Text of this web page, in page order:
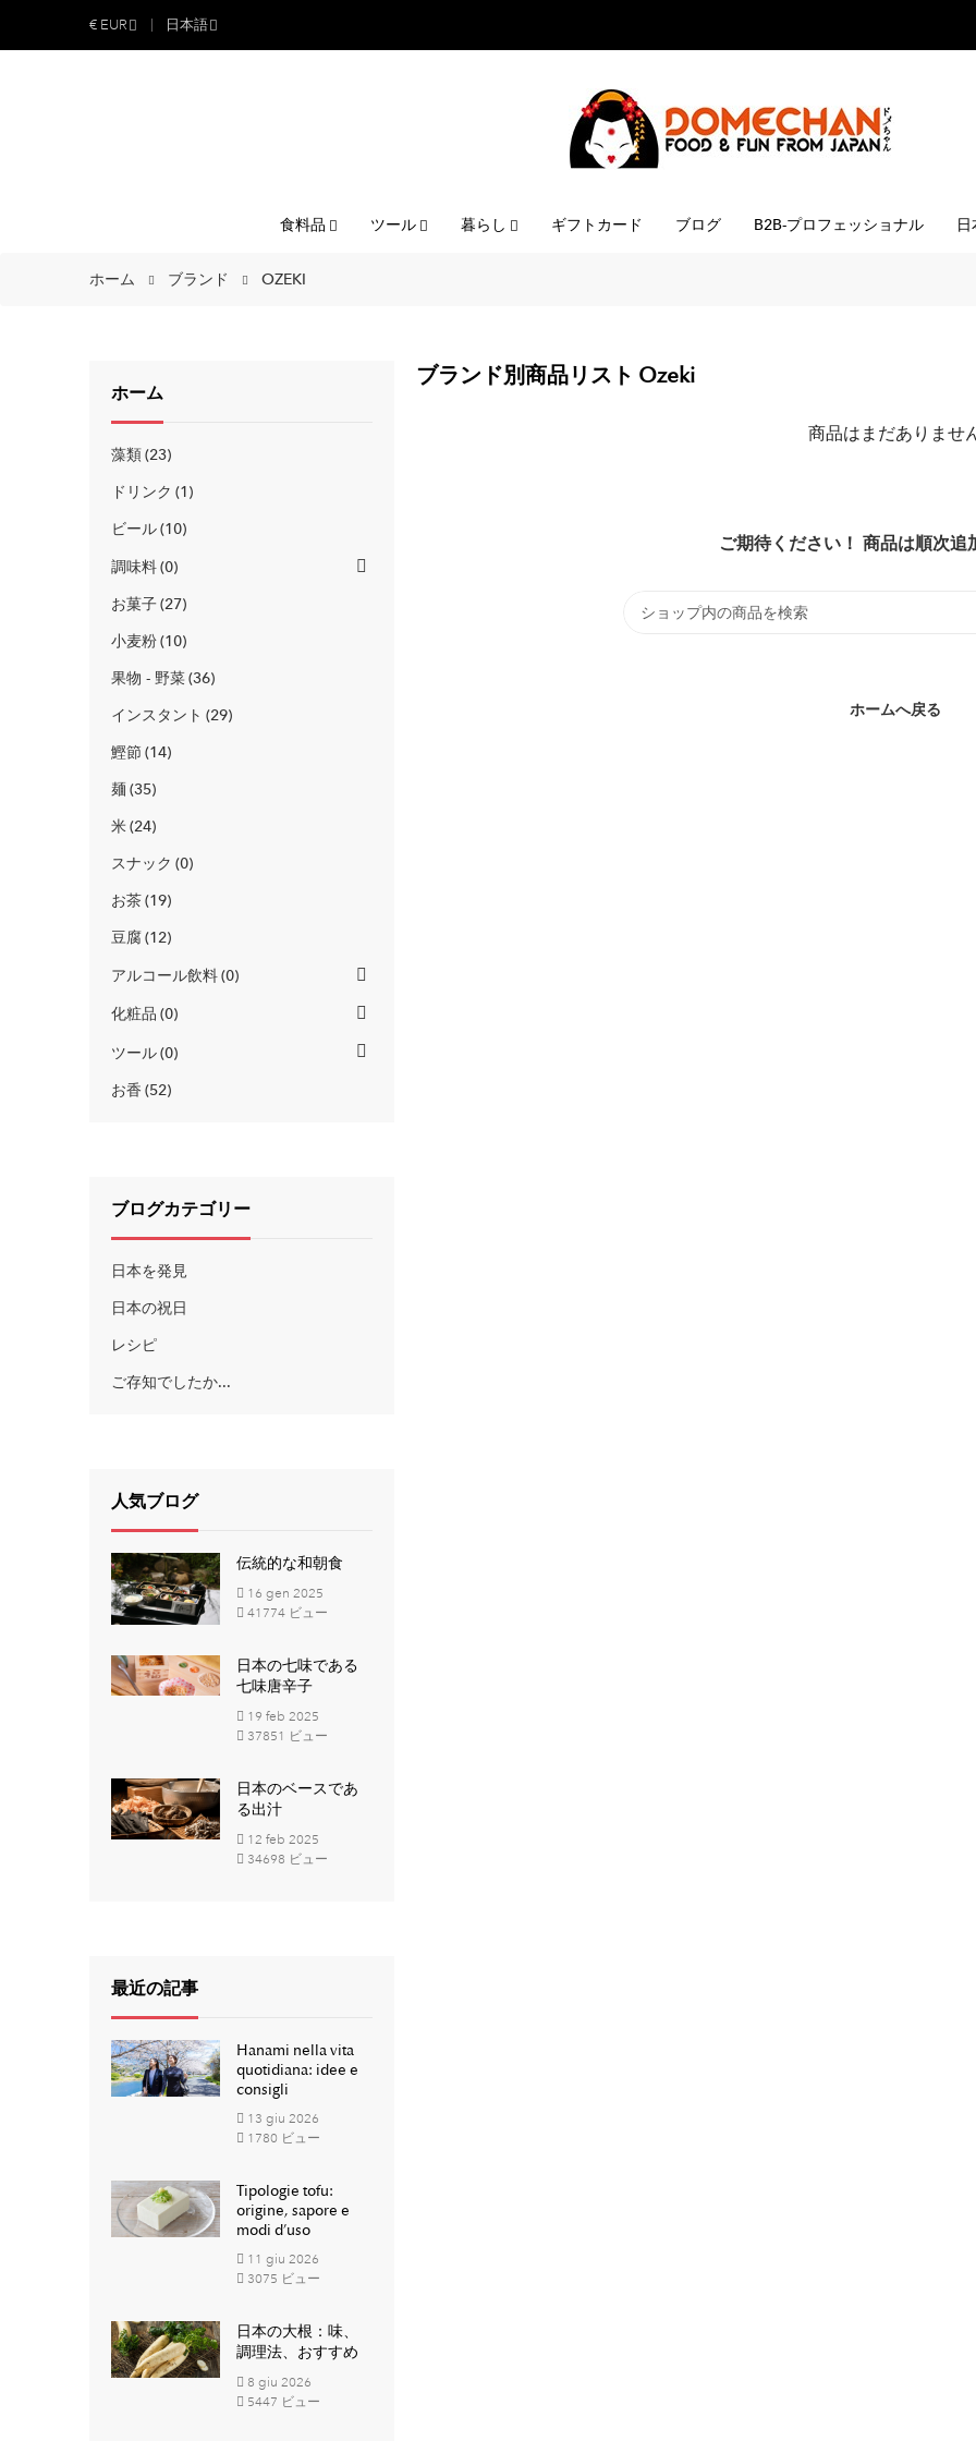
€ EUR 日本語
食料品 ツール 暮らし ギフトカード ブログ B2B-プロフェッショナル
ホーム ブランド OZEKI
ホーム
藻類 23
ドリンク 1
ビール 10
調味料 0
お菓子 27
小麦粉 10
果物 - 野菜 36
インスタント 29
鰹節 14
麺 35
米 24
スナック 0
お茶 19
豆腐 12
アルコール飲料 0
化粧品 0
ツール 0
お香 52
ブログカテゴリー
日本を発見
日本の祝日
レシピ
ご存知でしたか...
人気ブログ
伝統的な和朝食
16 gen 2025
41774 ビュー
日本の七味である
七味唐辛子
19 feb 2025
37851 ビュー
日本のベースであ
る出汁
12 feb 2025
34698 ビュー
最近の記事
Hanami nella vita
quotidiana: idee e
consigli
13 giu 2026
1780 ビュー
Tipologie tofu:
origine, sapore e
modi d’uso
11 giu 2026
3075 ビュー
日本の大根：味、
調理法、おすすめ
8 giu 2026
5447 ビュー
ブランド別商品リスト Ozeki
商品はまだありませ
ご期待ください！ 商品は順次追
ホームへ戻る